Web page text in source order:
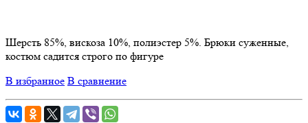
Шерсть 85%, вискоза 10%, полиэстер 5%. Брюки суженные,
костюм садится строго по фигуре
В избранное В сравнение